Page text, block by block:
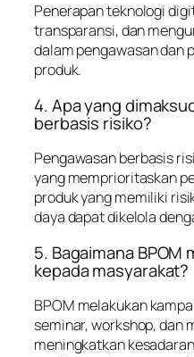
Penerapan teknologi
transparansi, dan
dalam pengawasan dan
produk.
4. Apa yang
berbasis risiko?
Pengawasan berbasis
yang memprioritaskan
produk yang memiliki
daya dapat dikelola
5. Bagaimana BPOM
kepada masyarakat?
BPOM melakukan
seminar, workshop, dan
meningkatkan